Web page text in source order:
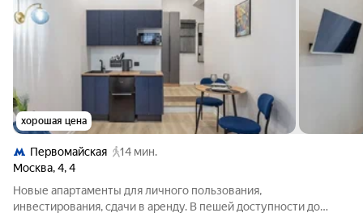
хорошая цена
Первомайская
14 мин.
Москва,4,4
Новые апартаменты для личного пользования,
инвестирования, сдачи в аренду. В пешей доступности до